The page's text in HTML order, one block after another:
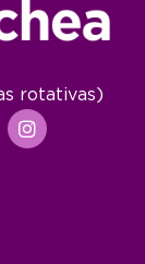
rotativas)